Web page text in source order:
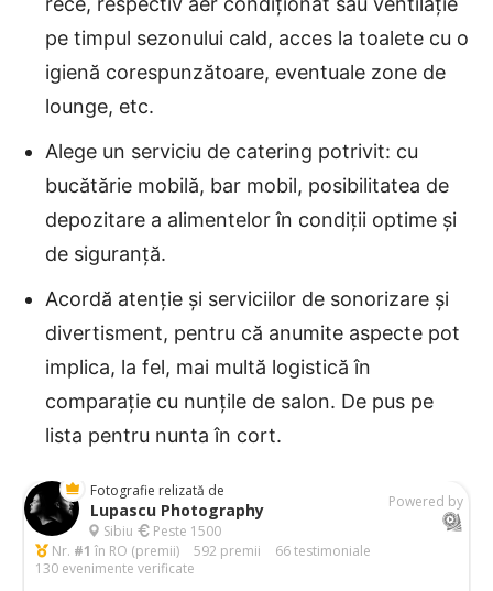
pe timpul sezonului cald, acces la toalete cu o
igienă corespunzătoare, eventuale zone de
lounge, etc.
Alege un serviciu de catering potrivit: cu
bucătărie mobilă, bar mobil, posibilitatea de
depozitare a alimentelor în condiții optime și
de siguranță.
Acordă atenție și serviciilor de sonorizare și
divertisment, pentru că anumite aspecte pot
implica, la fel, mai multă logistică în
comparație cu nunțile de salon. De pus pe
lista pentru nunta în cort.